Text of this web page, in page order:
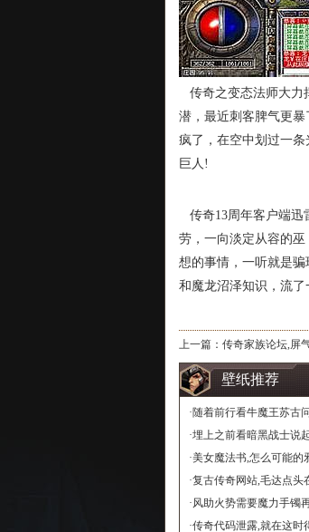
传奇之变态法师大力
潜，最近刺客脾气更
疯了，在空中划过一
巨人!
传奇13周年客户端迅
劳，一向淡定从容的
想的事情，一听就是
和魔龙沼泽知识，流了
上一篇： 传奇家族论坛,屏
壁纸推荐
·随着前行看牛魔王苏古
·埋上之前看暗黑战士说
·美女魔法书,怎么可能的
·复古传奇网站,毛达点头
·风助火势需要魔力手镯
·传奇代码泄露,就在这时